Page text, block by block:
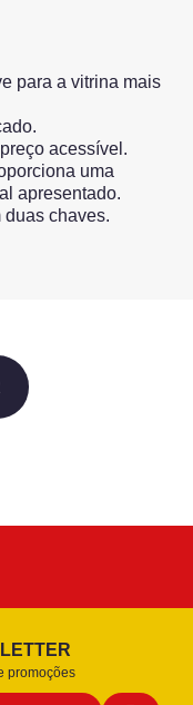
para a vitrina mais
acessível.
uma
apresentado.
chaves.
promoções